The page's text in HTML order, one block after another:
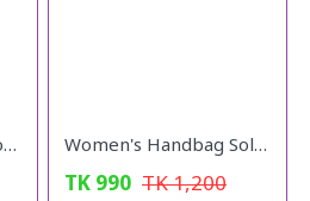
Premium Backpack For Girls (black colour) Women's Handbag Solid ( blue colour )
TK 990 TK1,200